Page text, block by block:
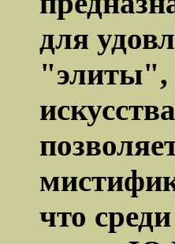
для
"элиты",
что